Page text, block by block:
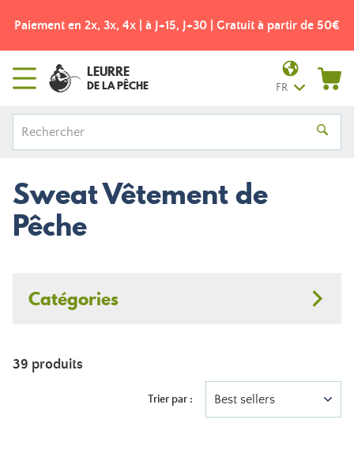
Paiement en 2x, 3x, 4x | à J+15, J+30 | Gratuit à partir de 50€
LEURRE
DE LA PÊCHE FR
Sweat Vêtement de
Pêche
Catégories
39 produits
Trier par : Best sellers